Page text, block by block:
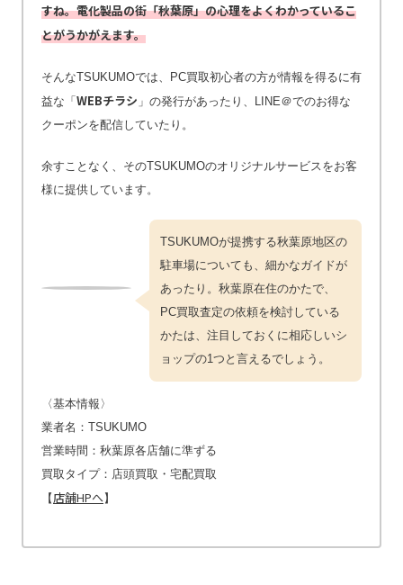
すね。電化製品の街「秋葉原」の心理をよくわかっているこ
とがうかがえます。
そんなTSUKUMOでは、PC買取初心者の方が情報を得るに有
益な「WEBチラシ 」の発行があったり、LINE＠でのお得な
クーポンを配信していたり。
余すことなく、そのTSUKUMOのオリジナルサービスをお客
様に提供しています。
TSUKUMOが提携する秋葉原地区の
駐車場についても、細かなガイドが
あったり。秋葉原在住のかたで、
PC買取査定の依頼を検討している
かたは、注目しておくに相応しいシ
ョップの1つと言えるでしょう。
〈基本情報〉
業者名：TSUKUMO
営業時間：秋葉原各店舗に準ずる
買取タイプ：店頭買取・宅配買取
【 店舗HPへ】